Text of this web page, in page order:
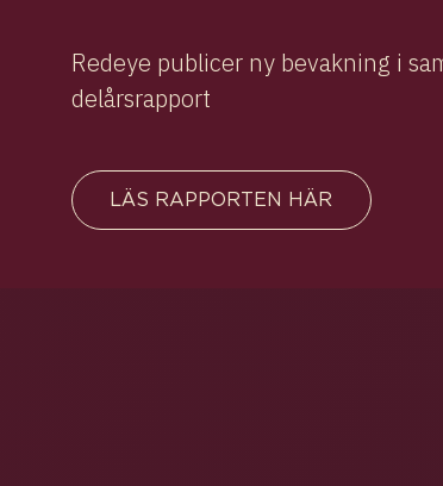
Redeye publicer ny bevakning i
delårsrapport
LÄS RAPPORTEN HÄR